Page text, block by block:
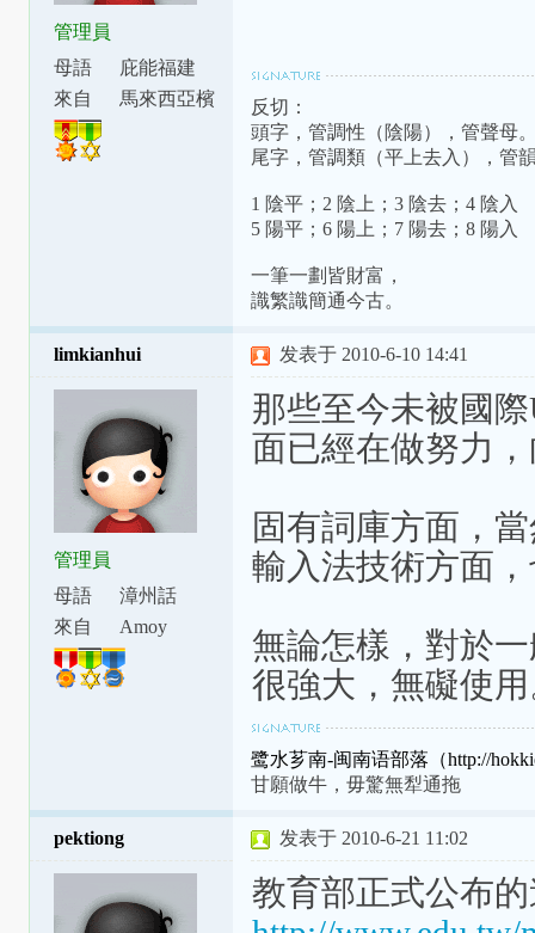
管理員
母語
庇能福建
話
來自
馬來西亞檳
反切：
頭字，管調性（陰陽），管聲母
尾字，管調類（平上去入），管
1 陰平；2 陰上；3 陰去；4 陰入
5 陽平；6 陽上；7 陽去；8 陽入
一筆一劃皆財富，
識繁識簡通今古。
limkianhui
管理員
母語
漳州話
來自
Amoy
发表于 2010-6-10 14:41
那些至今未被國
面已經在做努力
固有詞庫方面，
輸入法技術方面
無論怎樣，對於
很強大，無礙使
鹭水芗南-闽南语部落（http://
甘願做牛，毋驚無犁通拖
pektiong 发表于 2010-6-21 11:02
教育部正式公布